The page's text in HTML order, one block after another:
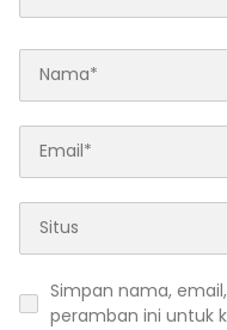
Simpan nama,
peramban ini untuk